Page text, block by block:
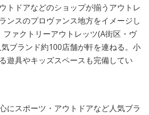
トドアなどのショップが揃うアウトレ
ンスのプロヴァンス地方をイメージし
ファクトリーアウトレッツ(A街区・ヴ
ブランド約100店舗が軒を連ねる。小
遊具やキッズスペースも完備してい
にスポーツ・アウトドアなど人気ブラ